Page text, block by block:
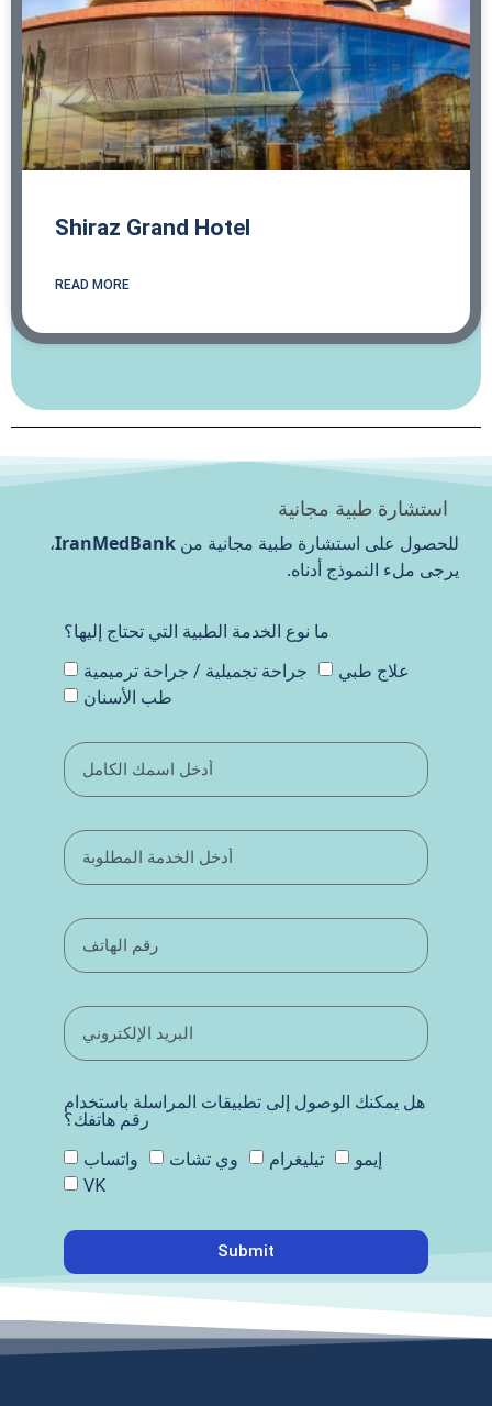
Shiraz Grand Hotel
READ MORE
استشارة طبية مجانية
للحصول على استشارة طبية مجانية من IranMedBank،
يرجى ملء النموذج أدناه.
ما نوع الخدمة الطبية التي تحتاج إليها؟
جراحة تجميلية / جراحة ترميمية
علاج طبي
طب الأسنان
هل يمكنك الوصول إلى تطبيقات المراسلة باستخدام
رقم هاتفك؟
واتساب
وي تشات تيليغرام
إيمو
VK
Submit